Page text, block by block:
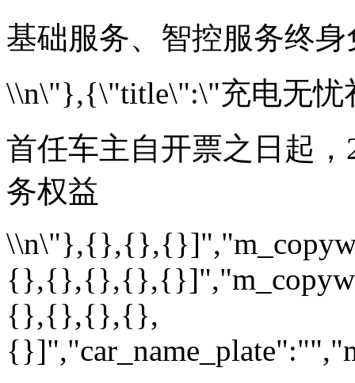
基础服务、智控服务终
\\n\"},{\"title\":\"充电无忧
首任车主自开票之日起
务权益
{},{},{},{},